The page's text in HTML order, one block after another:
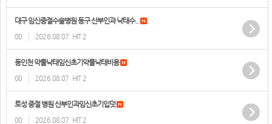
대구 임신중절수술병원 동구 산부인과 낙태수..
00 2026.08.07 HIT 2
동인천 약물낙태임신초기약물낙­태비용
00 2026.08.07 HIT 2
토성 중절 병원 산부인과임신초기입덧
00 2026.08.07 HIT 2